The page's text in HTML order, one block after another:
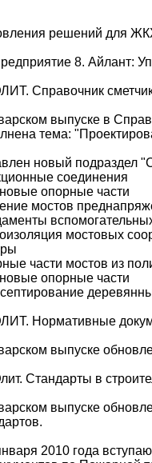
решений для
8. Айлант:
Справочник
выпуске в
тема:
новый подраздел
соединения
опорные части
мостов
мостовых
части мостов из
опорные части
Нормативные
выпуске
Стандарты в
выпуске
2010 года